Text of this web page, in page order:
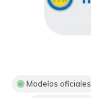
Modelos oficiales